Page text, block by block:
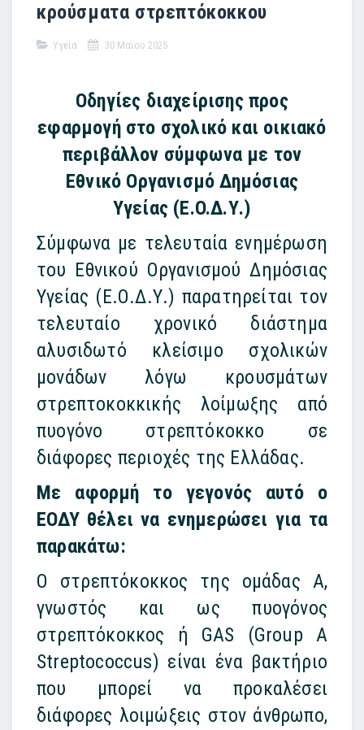
κρούσματα στρεπτόκοκκου
Υγεία 30 Μαϊου 2025
Οδηγίες διαχείρισης προς
εφαρμογή στο σχολικό και οικιακό
περιβάλλον σύμφωνα με τον
Εθνικό Οργανισμό Δημόσιας
Υγείας (E.O.Δ.Υ.)
Σύμφωνα με τελευταία ενημέρωση
του Εθνικού Οργανισμού Δημόσιας
Υγείας (Ε.Ο.Δ.Υ.) παρατηρείται τον
τελευταίο χρονικό διάστημα
αλυσιδωτό κλείσιμο σχολικών
μονάδων λόγω κρουσμάτων
στρεπτοκοκκικής λοίμωξης από
πυογόνο στρεπτόκοκκο σε
διάφορες περιοχές της Ελλάδας.
Με αφορμή το γεγονός αυτό ο
ΕΟΔΥ θέλει να ενημερώσει για τα
παρακάτω:
Ο στρεπτόκοκκος της ομάδας Α,
γνωστός και ως πυογόνος
στρεπτόκοκκος ή GAS (Group A
Streptococcus) είναι ένα βακτήριο
που μπορεί να προκαλέσει
διάφορες λοιμώξεις στον άνθρωπο,